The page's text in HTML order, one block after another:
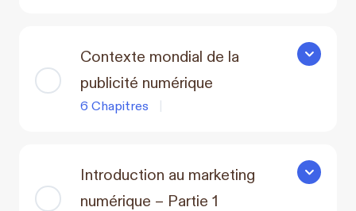
Contexte mondial de la
publicité numérique
6 Chapitres |
Contexte
Introduction au marketing
numérique – Partie 1